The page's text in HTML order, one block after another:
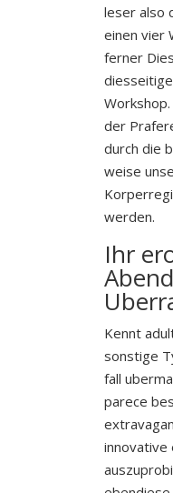
leser also
einen vier
ferner
der
durch die
weise
werden.
Ihr
Kennt
sonstige
fall
parece
innovative